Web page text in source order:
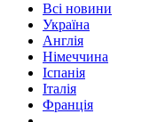
Всі новини
Україна
Англія
Німеччина
Іспанія
Італія
Франція